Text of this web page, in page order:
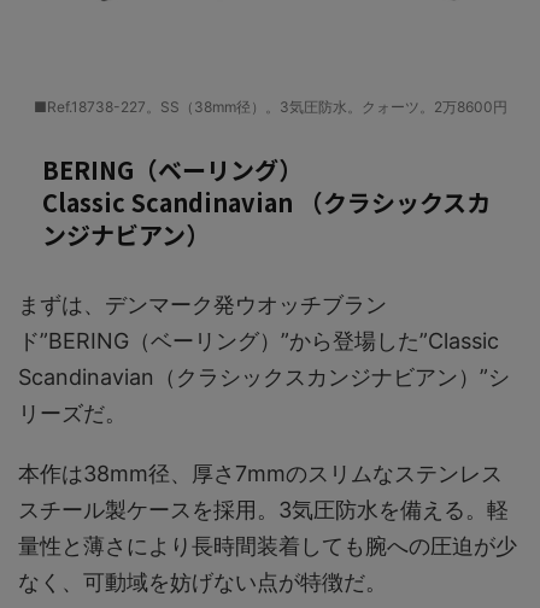
■Ref.18738-227。SS（38mm径）。3気圧防水。クォーツ。2万8600円
BERING（ベーリング）
Classic Scandinavian （クラシックスカ
ンジナビアン）
まずは、デンマーク発ウオッチブラン
ド”BERING（ベーリング）”から登場した”Classic
Scandinavian（クラシックスカンジナビアン）”シ
リーズだ。
本作は38mm径、厚さ7mmのスリムなステンレス
スチール製ケースを採用。3気圧防水を備える。軽
量性と薄さにより長時間装着しても腕への圧迫が少
なく、可動域を妨げない点が特徴だ。